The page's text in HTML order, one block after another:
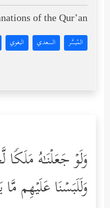
of the Qur’an:
المُيسَّر السعدي البغوي
وَلَوۡ جَعَلۡنَـٰهُ مَلَكࣰا
وَلَلَبَسۡنَا عَلَیۡهِم